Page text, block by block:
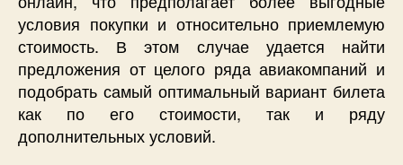
условия покупки и относительно приемлемую
стоимость. В этом случае удается найти
предложения от целого ряда авиакомпаний и
подобрать самый оптимальный вариант билета
как по его стоимости, так и ряду
дополнительных условий.